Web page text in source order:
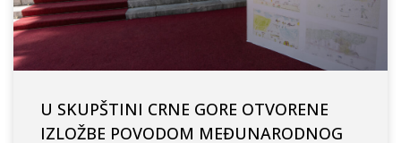
U SKUPŠTINI CRNE GORE OTVORENE
IZLOŽBE POVODOM MEĐUNARODNOG